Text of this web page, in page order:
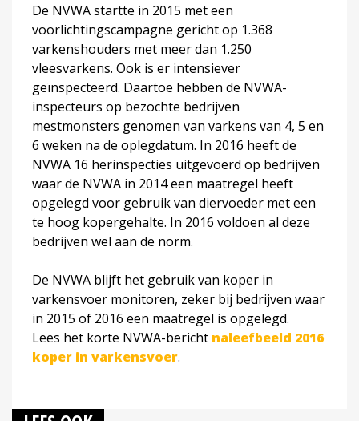
De NVWA startte in 2015 met een
voorlichtingscampagne gericht op 1.368
varkenshouders met meer dan 1.250
vleesvarkens. Ook is er intensiever
geïnspecteerd. Daartoe hebben de NVWA-
inspecteurs op bezochte bedrijven
mestmonsters genomen van varkens van 4, 5 en
6 weken na de oplegdatum. In 2016 heeft de
NVWA 16 herinspecties uitgevoerd op bedrijven
waar de NVWA in 2014 een maatregel heeft
opgelegd voor gebruik van diervoeder met een
te hoog kopergehalte. In 2016 voldoen al deze
bedrijven wel aan de norm.
De NVWA blijft het gebruik van koper in
varkensvoer monitoren, zeker bij bedrijven waar
in 2015 of 2016 een maatregel is opgelegd.
Lees het korte NVWA-bericht naleefbeeld 2016
koper in varkensvoer.